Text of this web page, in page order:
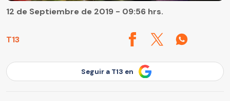
T13
12 de Septiembre de 2019 - 09:56 hrs.
Seguir a T13 en